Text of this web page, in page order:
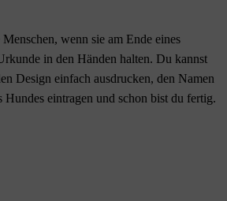
wenn sie am Ende eines
in den Händen halten. Du kannst
Design einfach ausdrucken, den Namen
Hundes eintragen und schon bist du fertig.